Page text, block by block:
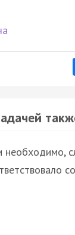
необходимо,